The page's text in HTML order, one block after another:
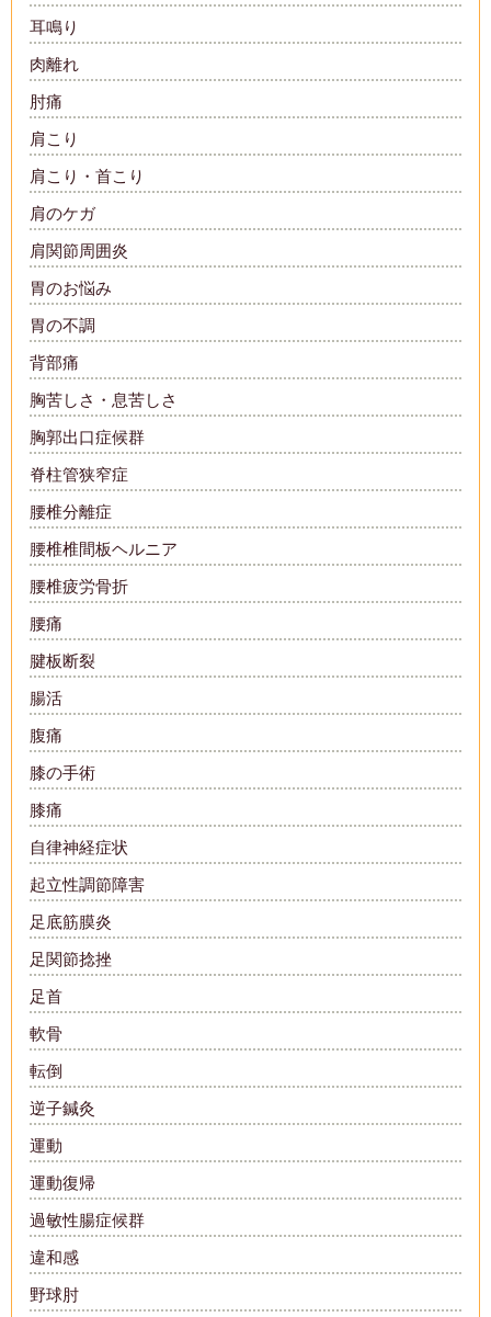
耳鳴り
肉離れ
肘痛
肩こり
肩こり・首こり
肩のケガ
肩関節周囲炎
胃のお悩み
胃の不調
背部痛
胸苦しさ・息苦しさ
胸郭出口症候群
脊柱管狭窄症
腰椎分離症
腰椎椎間板ヘルニア
腰椎疲労骨折
腰痛
腱板断裂
腸活
腹痛
膝の手術
膝痛
自律神経症状
起立性調節障害
足底筋膜炎
足関節捻挫
足首
軟骨
転倒
逆子鍼灸
運動
運動復帰
過敏性腸症候群
違和感
野球肘